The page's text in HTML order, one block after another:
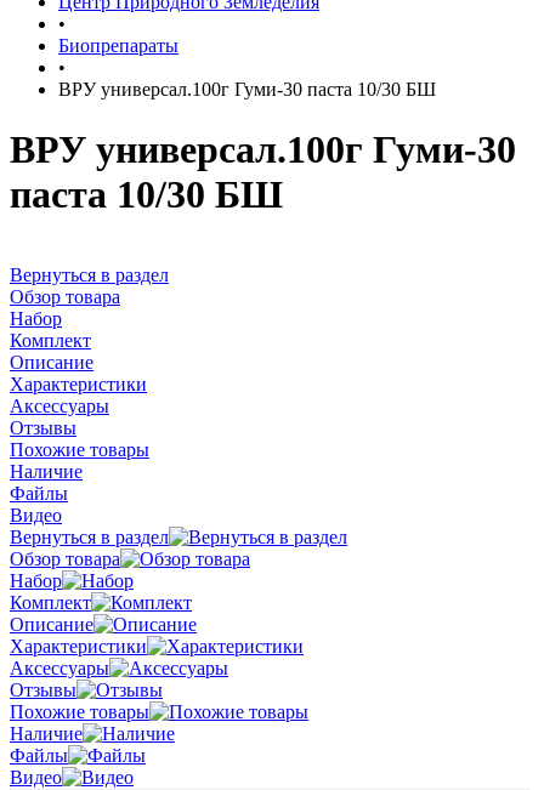
•
Биопрепараты
•
ВРУ универсал.100г Гуми-30 паста 10/30 БШ
ВРУ универсал.100г Гуми-30
паста 10/30 БШ
Вернуться в раздел
Обзор товара
Набор
Комплект
Описание
Характеристики
Аксессуары
Отзывы
Похожие товары
Наличие
Файлы
Видео
Вернуться в раздел
Обзор товара
Набор
Комплект
Описание
Характеристики
Аксессуары
Отзывы
Похожие товары
Наличие
Файлы
Видео